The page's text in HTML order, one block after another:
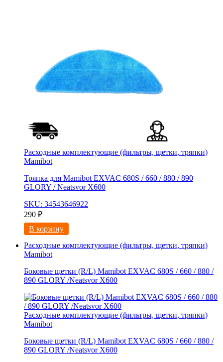
Расходные комплектующие (фильтры, щетки, тряпки)
Mamibot
Тряпка для Mamibot EXVAC 680S / 660 / 880 / 890
GLORY / Neatsvor X600
SKU: 34543646922
290 ₽
В корзину
Расходные комплектующие (фильтры, щетки, тряпки)
Mamibot
Боковые щетки (R/L) Mamibot EXVAC 680S / 660 / 880 /
890 GLORY /Neatsvor X600
Расходные комплектующие (фильтры, щетки, тряпки)
Mamibot
Боковые щетки (R/L) Mamibot EXVAC 680S / 660 / 880 /
890 GLORY /Neatsvor X600